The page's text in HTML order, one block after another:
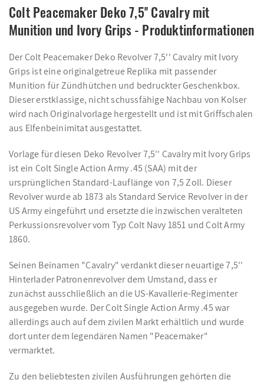
Colt Peacemaker Deko 7,5'' Cavalry mit
Munition und Ivory Grips - Produktinformationen
Der Colt Peacemaker Deko Revolver 7,5'' Cavalry mit Ivory
Grips ist eine originalgetreue Replika mit passender
Munition für Zündhütchen und bedruckter Geschenkbox.
Dieser erstklassige, nicht schussfähige Nachbau von Kolser
wird nach Originalvorlage hergestellt und ist mit Griffschalen
aus Elfenbeinimitat ausgestattet.
Vorlage für diesen Deko Revolver 7,5'' Cavalry mit Ivory Grips
ist ein Colt Single Action Army .45 (SAA) mit der
ursprünglichen Standard-Lauflänge von 7,5 Zoll. Dieser
Revolver wurde ab 1873 als Standard Service Revolver in der
US Army eingeführt und ersetzte die inzwischen veralteten
Perkussionsrevolver vom Typ Colt Navy 1851 und Colt Army
1860.
Seinen Beinamen "Cavalry" verdankt dieser neuartige 7,5''
Hinterlader Patronenrevolver dem Umstand, dass er
zunächst ausschließlich an die US-Kavallerie-Regimenter
ausgegeben wurde. Der Colt Single Action Army .45 war
allerdings auch auf dem zivilen Markt erhältlich und wurde
dort unter dem legendären Namen "Peacemaker"
vermarktet.
Zu den beliebtesten zivilen Ausführungen gehörten die